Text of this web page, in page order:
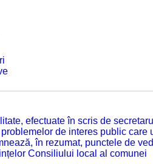
efectuate în scris de
de interes public
în rezumat, punctele de
Consiliului local al comunei